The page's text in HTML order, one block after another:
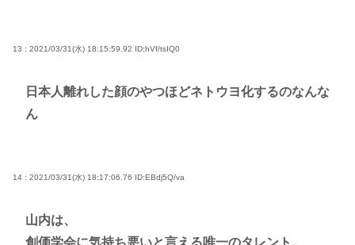
13 : 2021/03/31(水) 18:15:59.92 ID:hVf/tsIQ0
日本人離れした顔のやつほどネトウヨ化するのなんな
ん
14 : 2021/03/31(水) 18:17:06.76 ID:EBdj5Q/va
山内は、
創価学会に気持ち悪いと言える唯一のタレント。